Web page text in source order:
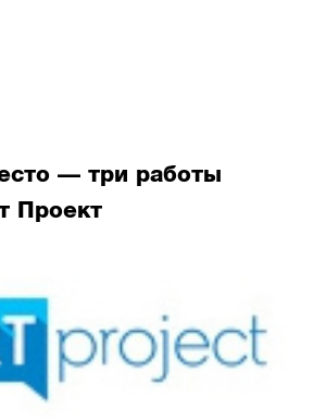
— три работы
Проект